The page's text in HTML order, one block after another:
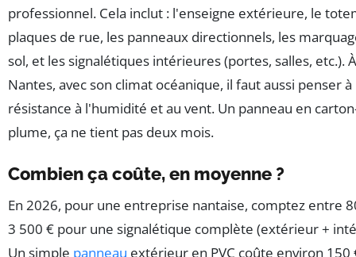
professionnel. Cela inclut : l'enseigne extérieure, le
plaques de rue, les panneaux directionnels, les
sol, et les signalétiques intérieures (portes, salles, etc.). À
Nantes, avec son climat océanique, il faut aussi penser à
résistance à l'humidité et au vent. Un panneau en
plume, ça ne tient pas deux mois.
Combien ça coûte, en moyenne ?
En 2026, pour une entreprise nantaise, comptez entre
3 500 € pour une signalétique complète (extérieur +
Un simple panneau extérieur en PVC coûte environ 150